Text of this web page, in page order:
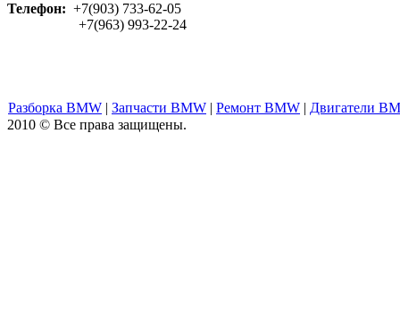
Телефон: +7(903) 733-62-05
+7(963) 993-22-24
Разборка BMW | Запчасти BMW | Ремонт BMW | Двигатели
2010 © Все права защищены.